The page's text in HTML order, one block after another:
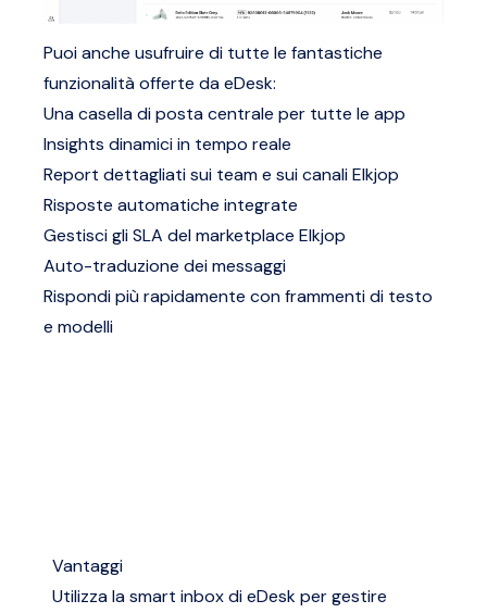
Puoi anche usufruire di tutte le fantastiche
funzionalità offerte da eDesk:
Una casella di posta centrale per tutte le app
Insights dinamici in tempo reale
Report dettagliati sui team e sui canali Elkjop
Risposte automatiche integrate
Gestisci gli SLA del marketplace Elkjop
Auto-traduzione dei messaggi
Rispondi più rapidamente con frammenti di testo
e modelli
Vantaggi
Utilizza la smart inbox di eDesk per gestire